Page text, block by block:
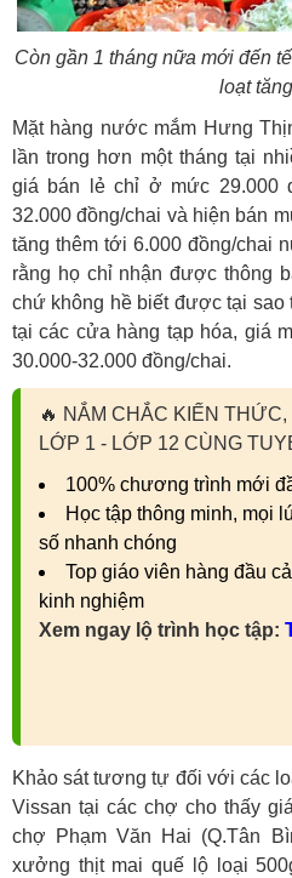
Còn gần 1 tháng nữa mới đến
loạt
Mặt hàng nước mắm Hưng
lần trong hơn một tháng tại
giá bán lẻ chỉ ở mức 29.000
32.000 đồng/chai và hiện bán
tăng thêm tới 6.000 đồng/chai
rằng họ chỉ nhận được thông
chứ không hề biết được tại sao
tại các cửa hàng tạp hóa, giá
30.000-32.000 đồng/chai.
🔥 NẮM CHẮC KIẾN
LỚP 1 - LỚP 12 CÙNG
100% chương trình mới
Học tập thông minh, mọi
số nhanh chóng
Top giáo viên hàng đầu
kinh nghiệm
Xem ngay lộ trình học tập:
Khảo sát tương tự đối với các
Vissan tại các chợ cho thấy
chợ Phạm Văn Hai (Q.Tân
xưởng thịt mai quế lộ loại